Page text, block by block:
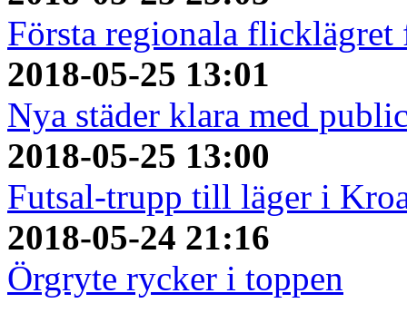
Första regionala
2018-05-25 13:01
Nya städer klara med
2018-05-25 13:00
Futsal-trupp till läger i
2018-05-24 21:16
Örgryte rycker i toppen